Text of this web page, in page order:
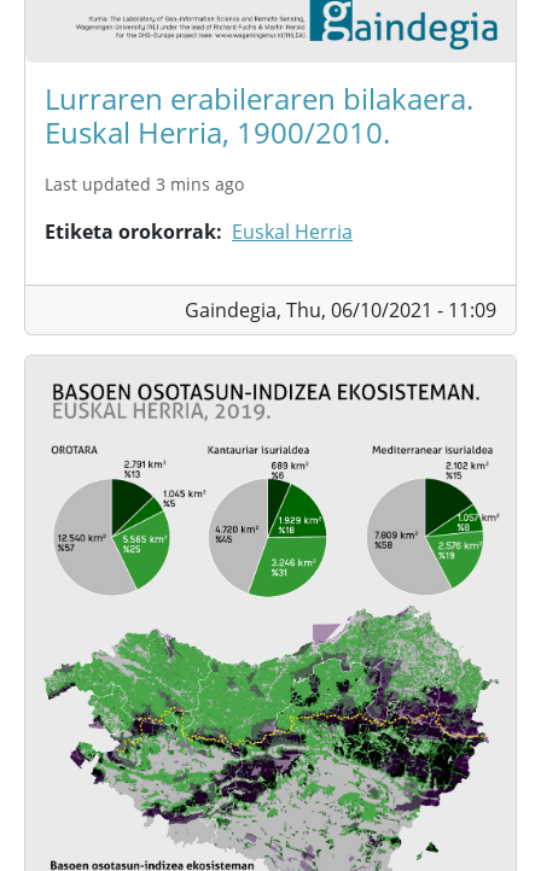
Lurraren erabileraren bilakaera.
Euskal Herria, 1900/2010.
Last updated 3 mins ago
Etiketa orokorrak Euskal Herria
Gaindegia, Thu, 06/10/2021 - 11:09